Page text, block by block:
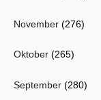
November (276)
Oktober (265)
September (280)